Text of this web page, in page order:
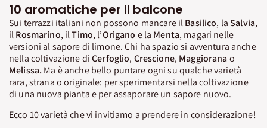
10 aromatiche per il balcone
Sui terrazzi italiani non possono mancare ilBasilico, laSalvia,
ilRosmarino, ilTimo, l’Origano e la Menta, magari nelle
versioni al sapore di limone. Chi ha spazio si avventura anche
nella coltivazione diCerfoglio, Crescione, Maggiorana o
Melissa. Ma è anche bello puntare ogni su qualche varietà
rara, strana o originale: per sperimentarsi nella coltivazione
di una nuova pianta e per assaporare un sapore nuovo.
Ecco 10 varietà che vi invitiamo a prendere in considerazione!